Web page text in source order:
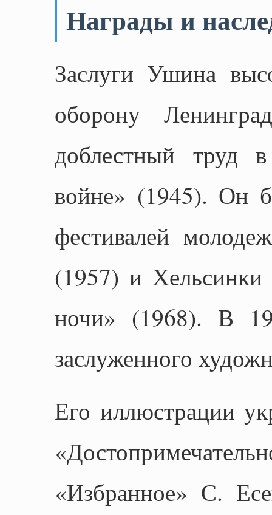
Награды и
Заслуги Ушина
оборону
доблестный труд
войне» (1945). Он
фестивалей
(1957) и Хельсинки
ночи» (1968). В
заслуженного
Его иллюстрации
«Избранное» С.